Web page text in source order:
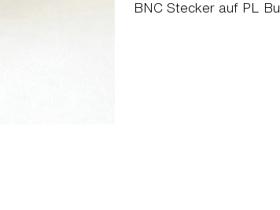
BNC Stecker auf PL